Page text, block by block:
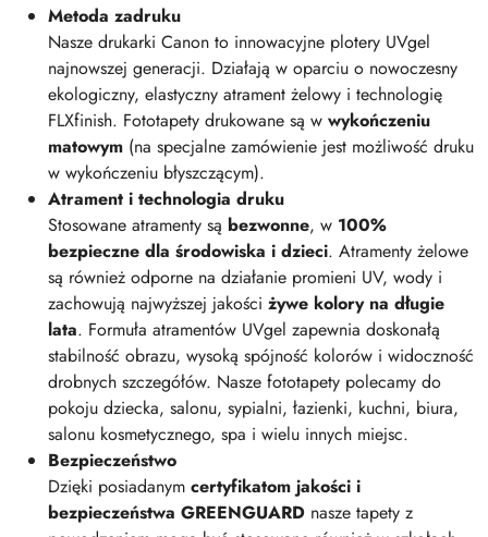
Metoda zadruku
Nasze drukarki Canon to innowacyjne plotery UVgel
najnowszej generacji. Działają w oparciu o nowoczesny
ekologiczny, elastyczny atrament żelowy i technologię
FLXfinish. Fototapety drukowane są w wykończeniu
matowym (na specjalne zamówienie jest możliwość druku
w wykończeniu błyszczącym).
Atrament i technologia druku
Stosowane atramenty są bezwonne, w 100%
bezpieczne dla środowiska i dzieci. Atramenty żelowe
są również odporne na działanie promieni UV, wody i
zachowują najwyższej jakości żywe kolory na długie
lata. Formuła atramentów UVgel zapewnia doskonałą
stabilność obrazu, wysoką spójność kolorów i widoczność
drobnych szczegółów. Nasze fototapety polecamy do
pokoju dziecka, salonu, sypialni, łazienki, kuchni, biura,
salonu kosmetycznego, spa i wielu innych miejsc.
Bezpieczeństwo
Dzięki posiadanym certyfikatom jakości i
bezpieczeństwa GREENGUARD nasze tapety z